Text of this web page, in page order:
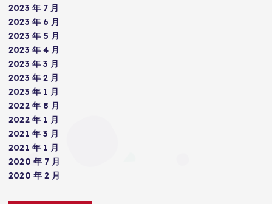
2023 年 7 月
2023 年 6 月
2023 年 5 月
2023 年 4 月
2023 年 3 月
2023 年 2 月
2023 年 1 月
2022 年 8 月
2022 年 1 月
2021 年 3 月
2021 年 1 月
2020 年 7 月
2020 年 2 月